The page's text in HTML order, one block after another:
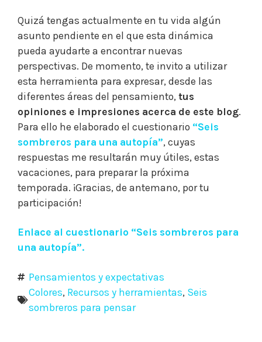
Quizá tengas actualmente en tu vida algún
asunto pendiente en el que esta dinámica
pueda ayudarte a encontrar nuevas
perspectivas. De momento, te invito a utilizar
esta herramienta para expresar, desde las
diferentes áreas del pensamiento, tus
opiniones e impresiones acerca de este blog.
Para ello he elaborado el cuestionario “Seis
sombreros para una autopía”, cuyas
respuestas me resultarán muy útiles, estas
vacaciones, para preparar la próxima
temporada. ¡Gracias, de antemano, por tu
participación!
Enlace al cuestionario “Seis sombreros para
una autopía”.
Pensamientos y expectativas
Colores, Recursos y herramientas, Seis
sombreros para pensar